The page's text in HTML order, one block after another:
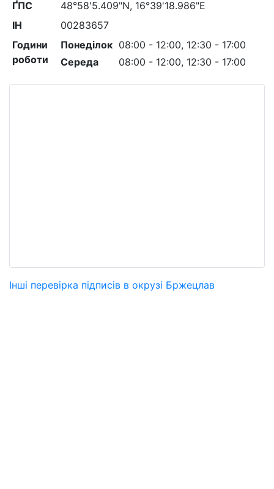
ҐПС
48°58'5.409"N, 16°39'18.986"E
ІН
00283657
Години
роботи
Понеділок 08:00 - 12:00, 12:30 - 17:00
Середа
08:00 - 12:00, 12:30 - 17:00
Інші перевірка підписів в окрузі Бржецлав